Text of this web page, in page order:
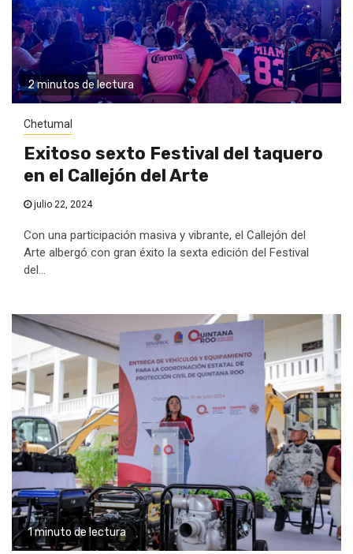
2 minutos de lectura
Chetumal
Exitoso sexto Festival del taquero
en el Callejón del Arte
julio 22, 2024
Con una participación masiva y vibrante, el Callejón del
Arte albergó con gran éxito la sexta edición del Festival
del...
1 minuto de lectura